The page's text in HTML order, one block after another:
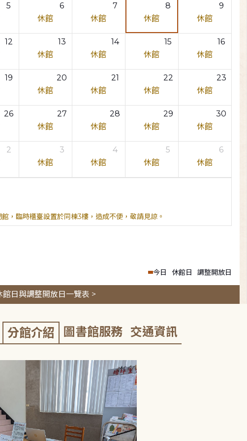
5
6
休館
7
休館
8
休館
9
休館
12
13
休館
14
休館
15
休館
16
休館
19
20
休館
21
休館
22
休館
23
休館
26
27
休館
28
休館
29
休館
30
休館
2
3
休館
4
休館
5
休館
6
休館
，臨時櫃臺設置於同棟3樓，造成不便，敬請見諒。
今日 休館日 調整開放日
館日與調整開放日一覽表 >
分館介紹 圖書館服務 交通資訊